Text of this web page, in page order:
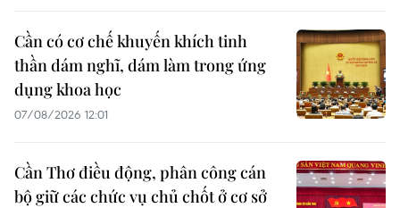
Cần có cơ chế khuyến khích tinh
thần dám nghĩ, dám làm trong ứng
dụng khoa học
07/08/2026 12:01
Cần Thơ điều động, phân công cán
bộ giữ các chức vụ chủ chốt ở cơ sở